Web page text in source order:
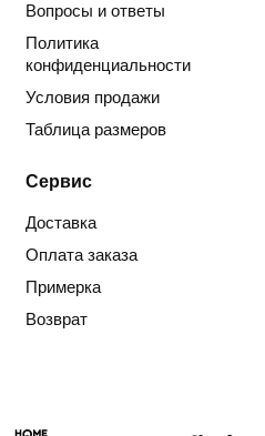
Вопросы и ответы
Политика
конфиденциальности
Условия продажи
Таблица размеров
Сервис
Доставка
Оплата заказа
Примерка
Возврат